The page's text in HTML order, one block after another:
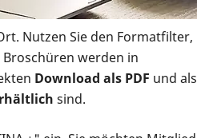
Nutzen Sie den Formatfilter,
werden in
Download als PDF und als
sind.